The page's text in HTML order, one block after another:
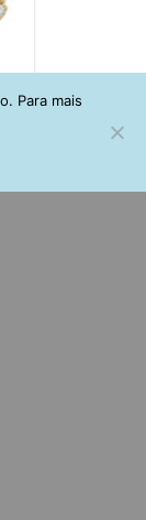
Para mais